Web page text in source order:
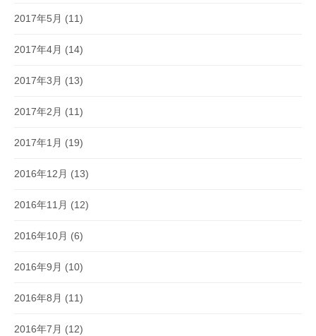
2017年5月 (11)
2017年4月 (14)
2017年3月 (13)
2017年2月 (11)
2017年1月 (19)
2016年12月 (13)
2016年11月 (12)
2016年10月 (6)
2016年9月 (10)
2016年8月 (11)
2016年7月 (12)